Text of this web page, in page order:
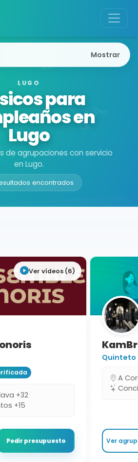
LUGO
para
en
Lugo
de agrupaciones con servicio
en Lugo.
encontrados
Mostrar
Ver vídeos (6)
+32
+15
Pedir presupuesto
Quinteto
A
Ver